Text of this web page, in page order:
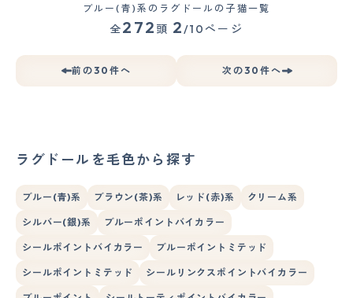
ブルー(青)系のラグドールの子猫一覧
全272 頭 2/10ページ
前の30件へ 次の30件へ
ラグドールを毛色から探す
ブルー(青)系 ブラウン(茶)系 レッド(赤)系 クリーム系
シルバー(銀)系 ブルーポイントバイカラー
シールポイントバイカラー ブルーポイントミテッド
シールポイントミテッド シールリンクスポイントバイカラー